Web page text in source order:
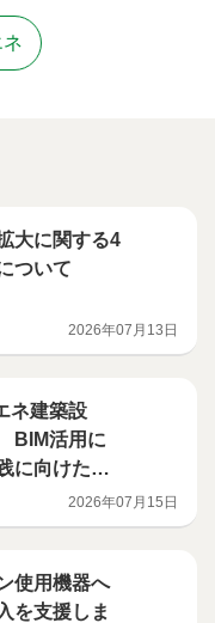
大に関する4
ついて
2026年07月13日
ネ建築設
BIM活用に
に向けたハ
2026年07月15日
使用機器へ
を支援しま